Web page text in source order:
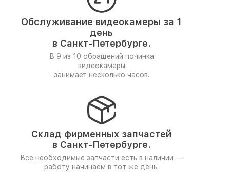
Обслуживание видеокамеры за 1
день
в Санкт-Петербурге.
В 9 из 10 обращений починка
видеокамеры
занимает несколько часов.
Склад фирменных запчастей
в Санкт-Петербурге.
Все необходимые запчасти есть в наличии —
работу начинаем в тот же день.